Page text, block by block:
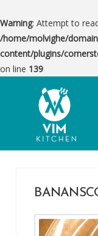
Warning: Attempt to
/home/molvighe/
content/plugins/
on line 139